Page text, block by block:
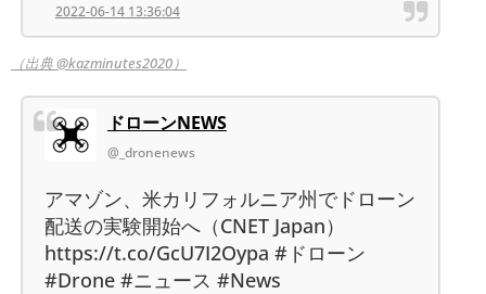
2022-06-14 13:36:04
（出典 @kazminutes2020）
ドローンNEWS
@_dronenews
アマゾン、米カリフォルニア州でドローン
配送の実験開始へ（CNET Japan）
https://t.co/GcU7I2Oypa #ドローン
#Drone #ニュース #News